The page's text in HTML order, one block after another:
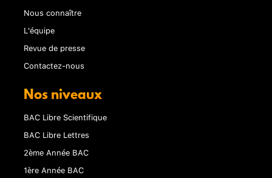
Nous connaître
L'équipe
Revue de presse
Contactez-nous
Nos niveaux
BAC Libre Scientifique
BAC Libre Lettres
2ème Année BAC
1ère Année BAC